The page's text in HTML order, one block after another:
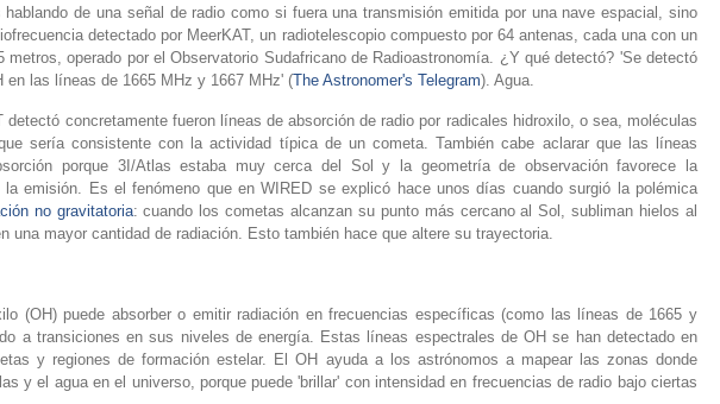
hablando de una señal de radio como si fuera una transmisión emitida por una nave espacial, sino
detectado por MeerKAT, un radiotelescopio compuesto por 64 antenas, cada una con un
metros, operado por el Observatorio Sudafricano de Radioastronomía. ¿Y qué detectó? 'Se detectó
en las líneas de 1665 MHz y 1667 MHz' (The Astronomer's Telegram). Agua.
detectó concretamente fueron líneas de absorción de radio por radicales hidroxilo, o sea, moléculas
sería consistente con la actividad típica de un cometa. También cabe aclarar que las líneas
porque 3I/Atlas estaba muy cerca del Sol y la geometría de observación favorece la
la emisión. Es el fenómeno que en WIRED se explicó hace unos días cuando surgió la polémica
no gravitatoria: cuando los cometas alcanzan su punto más cercano al Sol, subliman hielos al
una mayor cantidad de radiación. Esto también hace que altere su trayectoria.
(OH) puede absorber o emitir radiación en frecuencias específicas (como las líneas de 1665 y
a transiciones en sus niveles de energía. Estas líneas espectrales de OH se han detectado en
y regiones de formación estelar. El OH ayuda a los astrónomos a mapear las zonas donde
y el agua en el universo, porque puede 'brillar' con intensidad en frecuencias de radio bajo ciertas